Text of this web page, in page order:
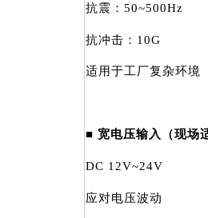
抗震：50~500Hz
抗冲击：10G
适用于工厂复杂环境
■ 宽电压输入（现场
DC 12V~24V
应对电压波动